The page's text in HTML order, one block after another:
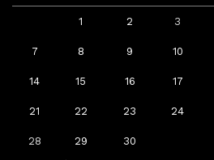
1 2 3
7 8 9 10
14 15 16 17
21 22 23 24
28 29 30